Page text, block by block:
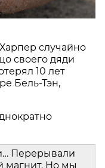
случайно
своего дяди
10 лет
Бель-Тэн,
Перерывали
магнит. Но мы